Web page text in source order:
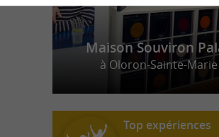
Maison Souviron
à Oloron-Sainte-Marie
Top expériences